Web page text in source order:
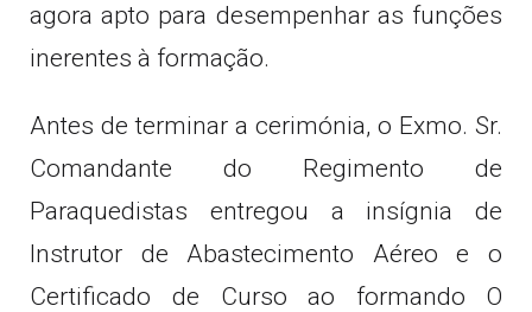
agora apto para desempenhar as funções
inerentes à formação.
Antes de terminar a cerimónia, o Exmo. Sr.
Comandante do Regimento de
Paraquedistas entregou a insígnia de
Instrutor de Abastecimento Aéreo e o
Certificado de Curso ao formando O